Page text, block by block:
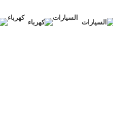
كهرباء السيارات